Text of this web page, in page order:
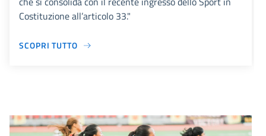
Costituzione all’articolo 33."
SCOPRI TUTTO